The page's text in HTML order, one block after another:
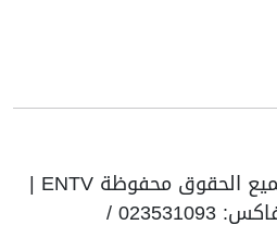
© حقوق النشر 2025، جميع الحقوق محفوظة ENTV |
الهاتف: 023531010 | فاكس: 023531093 /